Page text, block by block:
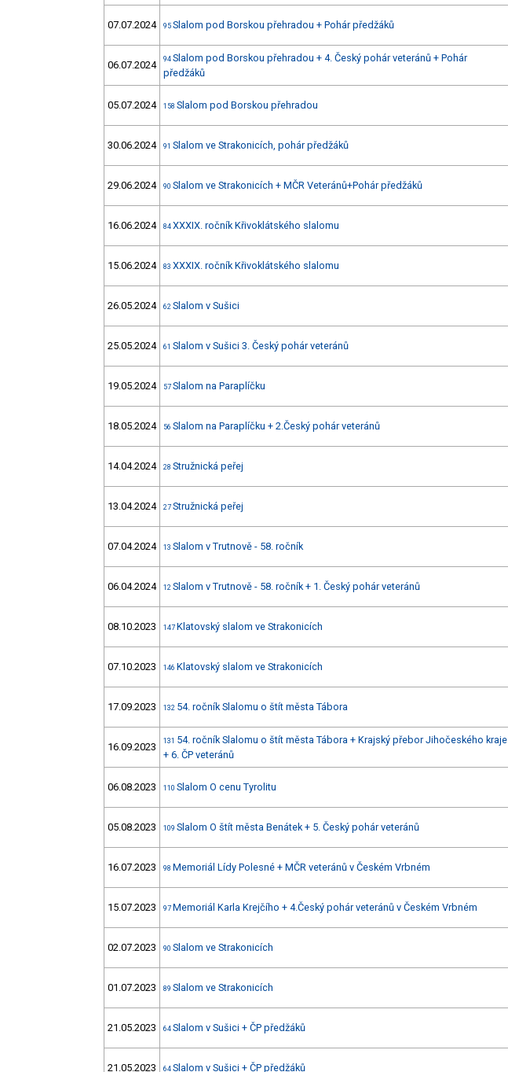
07.07.2024 95 Slalom pod Borskou přehradou + Pohár předžáků
06.07.2024 94 Slalom pod Borskou přehradou + 4. Český pohár veteránů + Pohár
předžáků
05.07.2024 158 Slalom pod Borskou přehradou
30.06.2024 91 Slalom ve Strakonicích, pohár předžáků
29.06.2024 90 Slalom ve Strakonicích + MČR Veteránů+Pohár předžáků
16.06.2024 84 XXXIX. ročník Křivoklátského slalomu
15.06.2024 83 XXXIX. ročník Křivoklátského slalomu
26.05.2024 62 Slalom v Sušici
25.05.2024 61 Slalom v Sušici 3. Český pohár veteránů
19.05.2024 57 Slalom na Paraplíčku
18.05.2024 56 Slalom na Paraplíčku + 2.Český pohár veteránů
14.04.2024 28 Stružnická peřej
13.04.2024 27 Stružnická peřej
07.04.2024 13 Slalom v Trutnově - 58. ročník
06.04.2024 12 Slalom v Trutnově - 58. ročník + 1. Český pohár veteránů
08.10.2023 147 Klatovský slalom ve Strakonicích
07.10.2023 146 Klatovský slalom ve Strakonicích
17.09.2023 132 54. ročník Slalomu o štít města Tábora
16.09.2023 131 54. ročník Slalomu o štít města Tábora + Krajský přebor Jihočeského kraje
+ 6. ČP veteránů
06.08.2023 110 Slalom O cenu Tyrolitu
05.08.2023 109 Slalom O štít města Benátek + 5. Český pohár veteránů
16.07.2023 98 Memoriál Lídy Polesné + MČR veteránů v Českém Vrbném
15.07.2023 97 Memoriál Karla Krejčího + 4.Český pohár veteránů v Českém Vrbném
02.07.2023 90 Slalom ve Strakonicích
01.07.2023 89 Slalom ve Strakonicích
21.05.2023 64 Slalom v Sušici + ČP předžáků
21.05.2023 64 Slalom v Sušici + ČP předžáků